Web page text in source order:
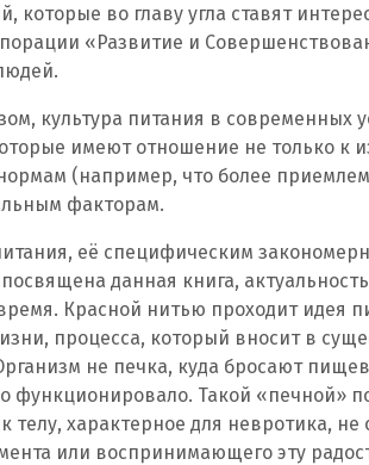
которые во главу угла ставят
«Развитие и
культура питания в современных
имеют отношение не только
(например, что более
факторам.
её специфическим
данная книга,
Красной нитью проходит идея
процесса, который вносит в
не печка, куда бросают
функционировало. Такой «печной»
телу, характерное для невротика,
или воспринимающего эту